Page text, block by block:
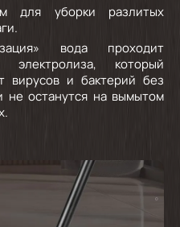
уборки разлитых
вода проходит
который
вирусов и бактерий без
не останутся на вымытом